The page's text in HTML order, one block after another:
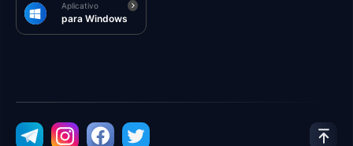
Aplicativo
para Windows